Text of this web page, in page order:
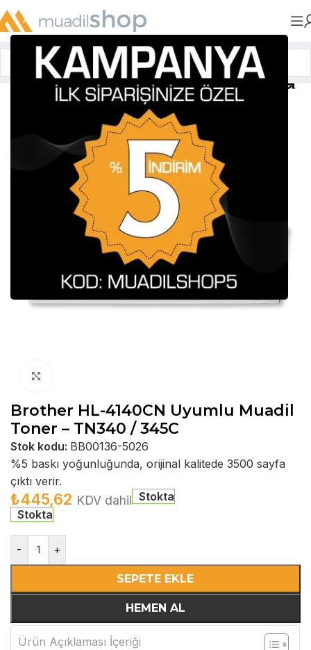
Anasayfa»Muadil Tonerler
Brother HL-4140CN Uyumlu Muadil
Toner – TN340 / 345C
Stok kodu: BB00136-5026
%5 baskı yoğunluğunda, orijinal kalitede 3500 sayfa
çıktı verir.
₺445,62 KDV dahil Stokta
Stokta
- +
SEPETE EKLE
HEMEN AL
Ürün Açıklaması İçeriği